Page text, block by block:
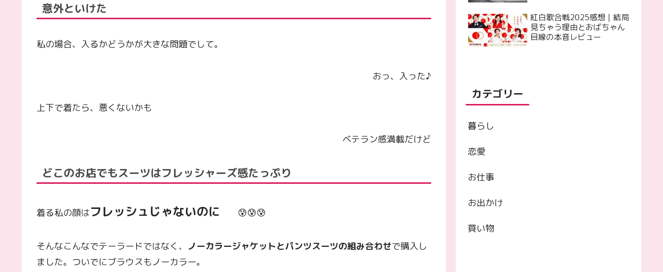
意外といけた
私の場合、入るかどうかが大きな問題でして。
おっ、入った♪
上下で着たら、悪くないかも
ベテラン感満載だけど
どこのお店でもスーツはフレッシャーズ感たっぷり
着る私の顔はフレッシュじゃないのに 😰😰😰
そんなこんなでテーラードではなく、 ノーカラージャケットとパンツスーツの組み合わせで購入し
ました。ついでにブラウスもノーカラー。
紅白歌合戦2025感想｜結局
見ちゃう理由とおばちゃん
目線の本音レビュー
カテゴリー
暮らし
恋愛
お仕事
お出かけ
買い物